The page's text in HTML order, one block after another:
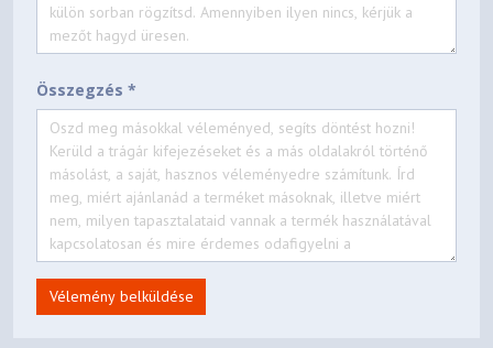
Összegzés *
Vélemény belküldése